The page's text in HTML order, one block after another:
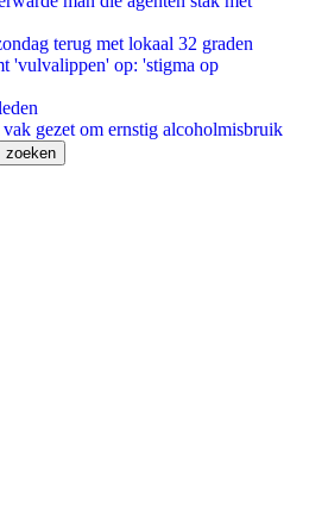
terug met lokaal 32 graden
'vulvalippen' op: 'stigma op
gezet om ernstig alcoholmisbruik